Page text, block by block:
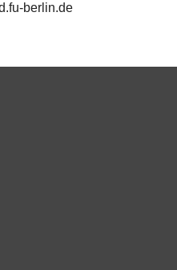
berlin.de